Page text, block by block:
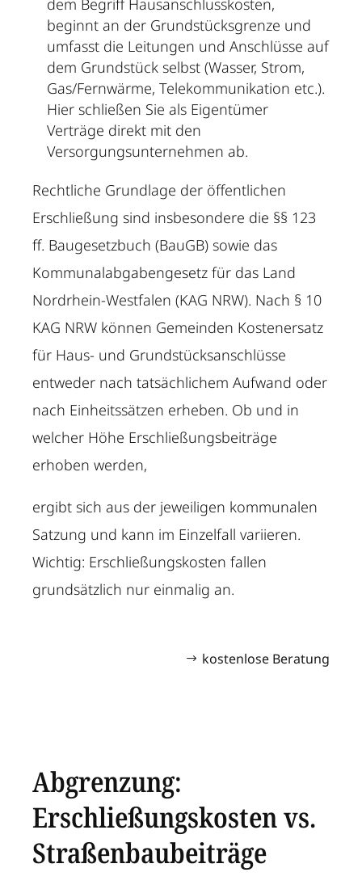
dem Begriff Hausanschlusskosten,
beginnt an der Grundstücksgrenze und
umfasst die Leitungen und Anschlüsse auf
dem Grundstück selbst (Wasser, Strom,
Gas/Fernwärme, Telekommunikation etc.).
Hier schließen Sie als Eigentümer
Verträge direkt mit den
Versorgungsunternehmen ab.
Rechtliche Grundlage der öffentlichen
Erschließung sind insbesondere die §§ 123
ff. Baugesetzbuch (BauGB) sowie das
Kommunalabgabengesetz für das Land
Nordrhein-Westfalen (KAG NRW). Nach § 10
KAG NRW können Gemeinden Kostenersatz
für Haus- und Grundstücksanschlüsse
entweder nach tatsächlichem Aufwand oder
nach Einheitssätzen erheben. Ob und in
welcher Höhe Erschließungsbeiträge
erhoben werden,
ergibt sich aus der jeweiligen kommunalen
Satzung und kann im Einzelfall variieren.
Wichtig: Erschließungskosten fallen
grundsätzlich nur einmalig an.
kostenlose Beratung
Abgrenzung:
Erschließungskosten vs.
Straßenbaubeiträge